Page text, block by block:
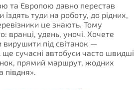
та Європою давно перестав
туди на роботу, до рідних,
це знають. Тому
вранці, удень, уночі. Хочете
вирушити під світанок —
ще сучасні автобуси часто швидші
прямий маршрут, жодних
півдня».